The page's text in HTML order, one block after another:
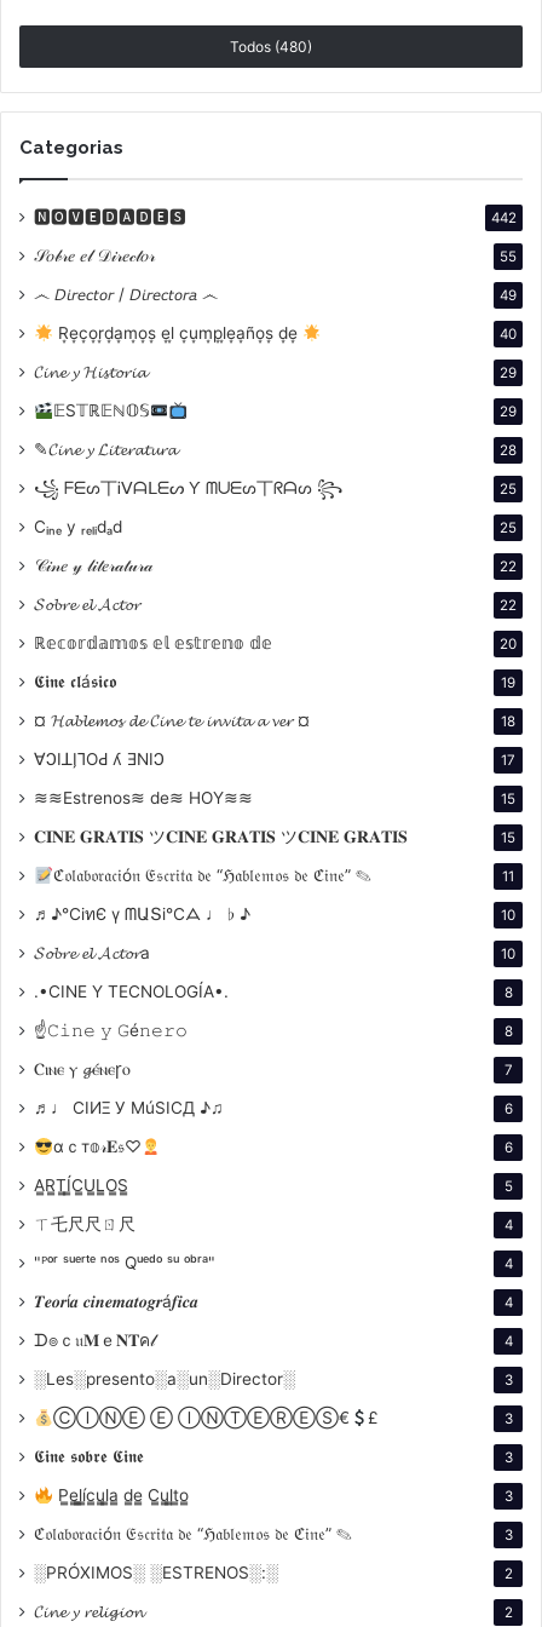
adaptar producciones extranjeras al contexto local,
dirige la película con un enfoque que mezcla
elementos de comedia romántica hollywoodense y
crítica social. El guion, coescrito por Romero y
Marshall, utiliza el humor para explorar temas de clase
y género, proporcionando una mirada aguda sobre las
dinámicas sociales de la época.
La fotografía, típica del cine de la época, utiliza
decorados fijos que reflejan la vida urbana de Buenos
Aires. El montaje es ágil, lo que permite mantener un
La música de Alberto Soifer juega un papel crucial en
la narrativa. El uso del tango no solo como música de
fondo, sino como un recurso melodramático, acentúa
de Tito Lusiardo, un reconocido intérprete de tango,
añade autenticidad al ambiente de barrio y milonga.
Producción y Recaudación
Trabajan» se filmó durante el apogeo del cine
argentino. Aunque no se dispone de cifras exactas
Todos (480)
Categorias
🅽🅾🆅🅴🅳🅰🅳🅴🆂 442
𝒮𝑜𝒷𝓇𝑒 𝑒𝓁 𝒟𝒾𝓇𝑒𝒸𝓉𝑜𝓇 55
෴ 𝘋𝘪𝘳𝘦𝘤𝘵𝘰𝘳 / 𝘋𝘪𝘳𝘦𝘤𝘵𝘰𝘳𝘢 ෴ 49
R͙e͙c͙o͙r͙d͙a͙m͙o͙s͙ e͙l͙ c͙u͙m͙p͙l͙e͙a͙ño͙s͙ d͙e͙ 40
𝓒𝓲𝓷𝓮 𝔂 𝓗𝓲𝓼𝓽𝓸𝓻𝓲𝓪 29
𝔼S𝕋ℝ𝔼ℕ𝕆𝕊 29
✎𝓒𝓲𝓷𝓮 𝔂 𝓛𝓲𝓽𝓮𝓻𝓪𝓽𝓾𝓻𝓪 28
꧁ ᖴᗴᔕ丅Ꭵᐯᗩᒪᗴᔕ Ƴ ᗰᑌᗴᔕ丅ᖇᗩᔕ ꧂ 25
Cᵢₙₑ y ᵣₑₗᵢdₐd 25
𝒞𝒾𝓃𝑒 𝓎 𝓁𝒾𝓉𝑒𝓇𝒶𝓉𝓊𝓇𝒶 22
𝓢𝓸𝓫𝓻𝓮 𝓮𝓵 𝓐𝓬𝓽𝓸𝓻 22
ℝ𝕖𝕔𝕠𝕣𝕕𝕒𝕞𝕠𝕤 𝕖𝕝 𝕖𝕤𝕥𝕣𝕖𝕟𝕠 𝕕𝕖 20
𝕮𝖎𝖓𝖊 𝖈𝖑á𝖘𝖎𝖈𝖔 19
¤ 𝓗𝓪𝓫𝓵𝓮𝓶𝓸𝓼 𝓭𝓮 𝓒𝓲𝓷𝓮 𝓽𝓮 𝓲𝓷𝓿𝓲𝓽𝓪 𝓪 𝓿𝓮𝓻 ¤ 18
∀ϽIꓕI̗⅂OԀ ʎ ƎNIϽ 17
≋≋Estrenos≋ de≋ HOY≋≋ 15
𝐂𝐈𝐍𝐄 𝐆𝐑𝐀𝐓𝐈𝐒 ツ𝐂𝐈𝐍𝐄 𝐆𝐑𝐀𝐓𝐈𝐒 ツ𝐂𝐈𝐍𝐄 𝐆𝐑𝐀𝐓𝐈𝐒 15
ℭ𝔬𝔩𝔞𝔟𝔬𝔯𝔞𝔠𝔦ó𝔫 𝔈𝔰𝔠𝔯𝔦𝔱𝔞 𝔡𝔢 “ℌ𝔞𝔟𝔩𝔢𝔪𝔬𝔰 𝔡𝔢 ℭ𝔦𝔫𝔢” ✎ 11
♬♪℃іทЄ ү ᗰԱՏі℃ᗋ ♩ ♭ ♪ 10
𝓢𝓸𝓫𝓻𝓮 𝓮𝓵 𝓐𝓬𝓽𝓸𝓻a 10
.•CINE Y TECNOLOGÍA•. 8
☝𝙲𝚒𝚗𝚎 𝚢 𝙶é𝚗𝚎𝚛𝚘 8
Ⲥⲓⲛⲉ ⲩ 𝓰ⲉ́ⲛⲉꞅⲟ 7
♬♩ CIИΞ У MúSICД ♪♫ 6
αｃт𝕠𝓇𝐄𝔰♡ 6
A̳R̳T̳Í̳C̳U̳L̳O̳S̳ 5
ㄒ乇尺尺ㄖ尺 4
"ᴾᵒʳ ˢᵘᵉʳᵗᵉ ⁿᵒˢ Qᵘᵉᵈᵒ ˢᵘ ᵒᵇʳᵃ" 4
𝑻𝒆𝒐𝒓í𝒂 𝒄𝒊𝒏𝒆𝒎𝒂𝒕𝒐𝒈𝒓á𝒇𝒊𝒄𝒂 4
ᗪ๏ｃ𝔲𝐌ｅ𝐍𝐓ค𝓁 4
░Les░presento░a░un░Director░ 3
ⒸⒾⓃⒺ Ⓔ ⒾⓃⓉⒺⓇⒺⓈ€ £ 3
𝕮𝖎𝖓𝖊 𝖘𝖔𝖇𝖗𝖊 𝕮𝖎𝖓𝖊 3
P̳e̳l̳í̳c̳u̳l̳a̳ d̳e̳ C̳u̳l̳t̳o̳ 3
ℭ𝔬𝔩𝔞𝔟𝔬𝔯𝔞𝔠𝔦ó𝔫 𝔈𝔰𝔠𝔯𝔦𝔱𝔞 𝔡𝔢 “ℌ𝔞𝔟𝔩𝔢𝔪𝔬𝔰 𝔡𝔢 ℭ𝔦𝔫𝔢” ✎ 3
░PRÓXIMOS░ ░ESTRENOS░:░ 2
𝓒𝓲𝓷𝓮 𝔂 𝓻𝓮𝓵𝓲𝓰𝓲𝓸𝓷 2